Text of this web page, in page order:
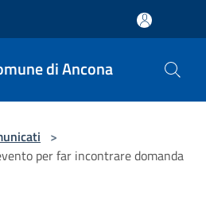
di Ancona
>
per far incontrare domanda